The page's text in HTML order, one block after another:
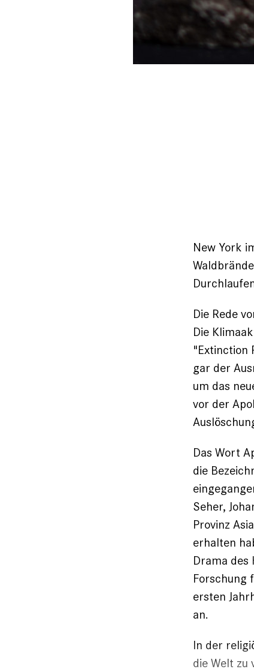
New York
Die Rede
Die
"Extinction
gar der
um das
vor der
Das Wort
die
Seher,
Provinz
erhalten
Drama des
Forschung
ersten
an.
In der
die Welt zu